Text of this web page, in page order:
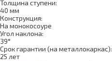
Толщина ступени:
40 мм
Конструкция:
На монокосоуре
Угол наклона:
39°
Срок гарантии (на металлокаркас):
25 лет